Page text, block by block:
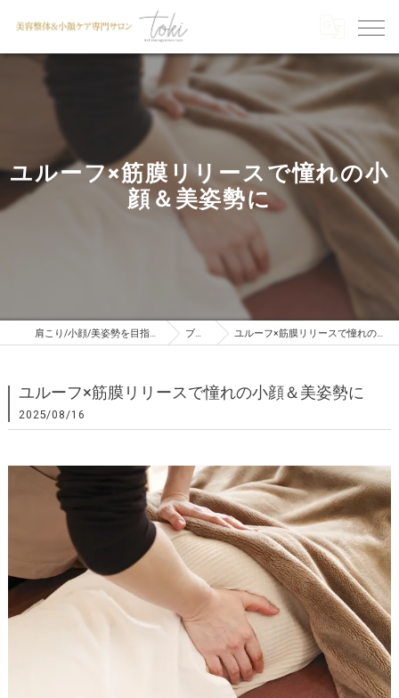
ユルーフ×筋膜リリースで憧れの小
顔＆美姿勢に
肩こり/小顔/美姿勢を目指すならTOKI ブログ ユルーフ×筋膜リリースで憧れの小顔＆美姿勢に
ユルーフ×筋膜リリースで憧れの小顔＆美姿勢に
2025/08/16